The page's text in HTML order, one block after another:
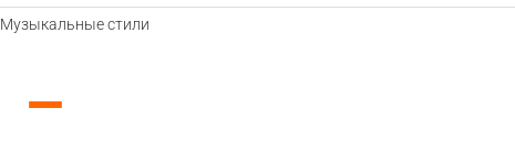
Музыкальные стили
—